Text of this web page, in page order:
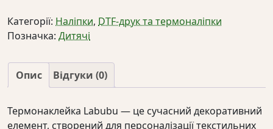
Категорії: Наліпки, DTF-друк та термоналіпки
Позначка: Дитячі
Опис Відгуки (0)
Термонаклейка Labubu — це сучасний декоративний
елемент, створений для персоналізації текстильних